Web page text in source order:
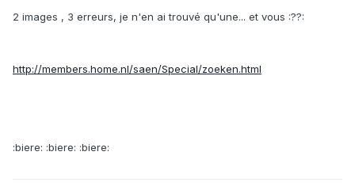
2 images , 3 erreurs, je n'en ai trouvé qu'une... et vous :??:
http://members.home.nl/saen/Special/zoeken.html
:biere: :biere: :biere: